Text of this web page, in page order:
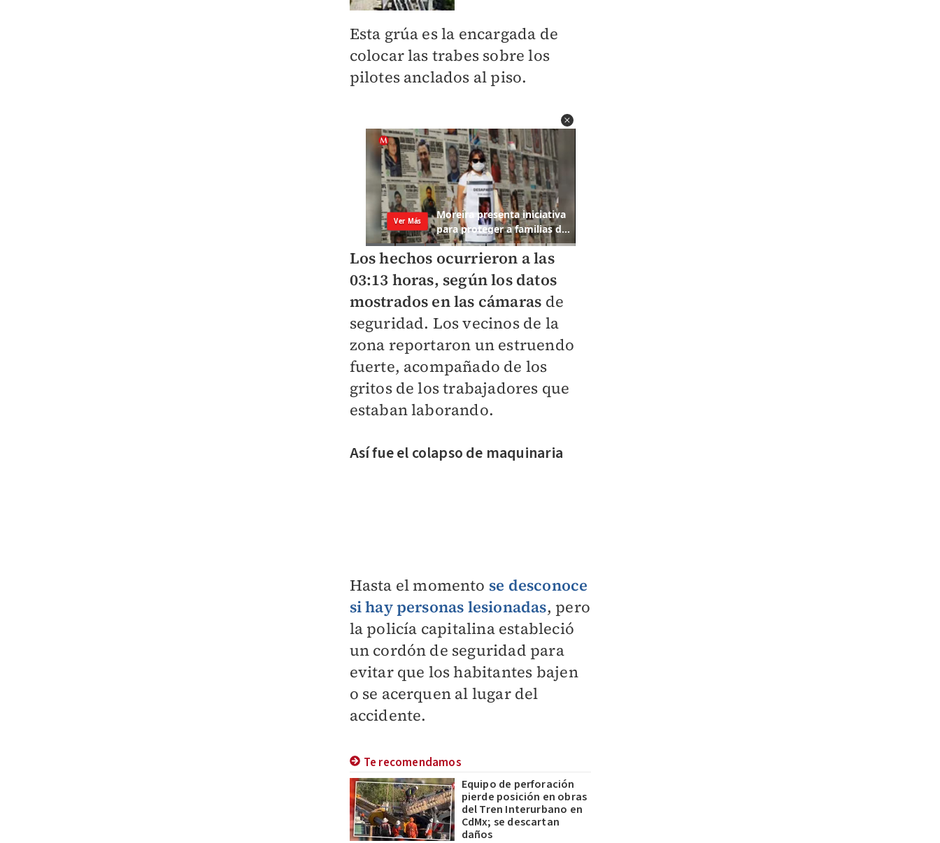
Esta grúa es la encargada de
colocar las trabes sobre los
pilotes anclados al piso.
Los hechos ocurrieron a las
03:13 horas, según los datos
mostrados en las cámaras de
seguridad. Los vecinos de la
zona reportaron un estruendo
fuerte, acompañado de los
gritos de los trabajadores que
estaban laborando.
Así fue el colapso de maquinaria
Hasta el momento se desconoce
si hay personas lesionadas, pero
la policía capitalina estableció
un cordón de seguridad para
evitar que los habitantes bajen
o se acerquen al lugar del
accidente.
Te recomendamos
Equipo de perforación
pierde posición en obras
del Tren Interurbano en
CdMx; se descartan
daños